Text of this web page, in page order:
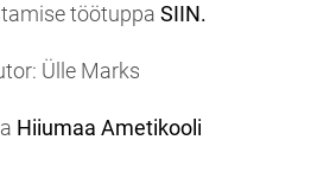
töötuppa SIIN.
Ülle Marks
Hiiumaa Ametikooli